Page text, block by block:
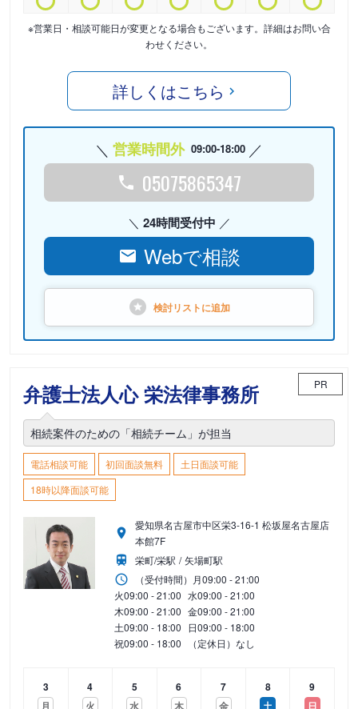
※営業日・相談可能日が変更となる場合もございます。詳細はお問い合
わせください。
詳しくはこちら
営業時間外 09:00-18:00
05075865347
24時間受付中
Webで相談
検討リストに追加
弁護士法人心 栄法律事務所 PR
相続案件のための「相続チーム」が担当
電話相談可能 初回面談無料
土日面談可能
18時以降面談可能
愛知県名古屋市中区栄3-16-1 松坂屋名古屋店
本館7F
栄町/栄駅
矢場町駅
（受付時間） 月09:00 - 21:00
火09:00 - 21:00 水09:00 - 21:00
木09:00 - 21:00 金09:00 - 21:00
土09:00 - 18:00 日09:00 - 18:00
祝09:00 - 18:00 （定休日）なし
3
月
4
火
5
水
6
木
7
金
8
土
9
日